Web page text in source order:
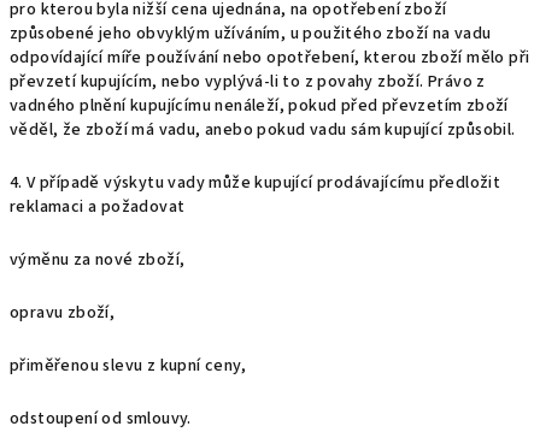
pro kterou byla nižší cena ujednána, na opotřebení zboží
způsobené jeho obvyklým užíváním, u použitého zboží na vadu
odpovídající míře používání nebo opotřebení, kterou zboží mělo při
převzetí kupujícím, nebo vyplývá-li to z povahy zboží. Právo z
vadného plnění kupujícímu nenáleží, pokud před převzetím zboží
věděl, že zboží má vadu, anebo pokud vadu sám kupující způsobil.
4. V případě výskytu vady může kupující prodávajícímu předložit
reklamaci a požadovat
výměnu za nové zboží,
opravu zboží,
přiměřenou slevu z kupní ceny,
odstoupení od smlouvy.